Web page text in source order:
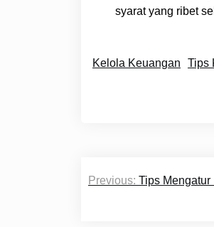
syarat yang ribet
Kelola Keuangan Tips
Post
Previous: Tips